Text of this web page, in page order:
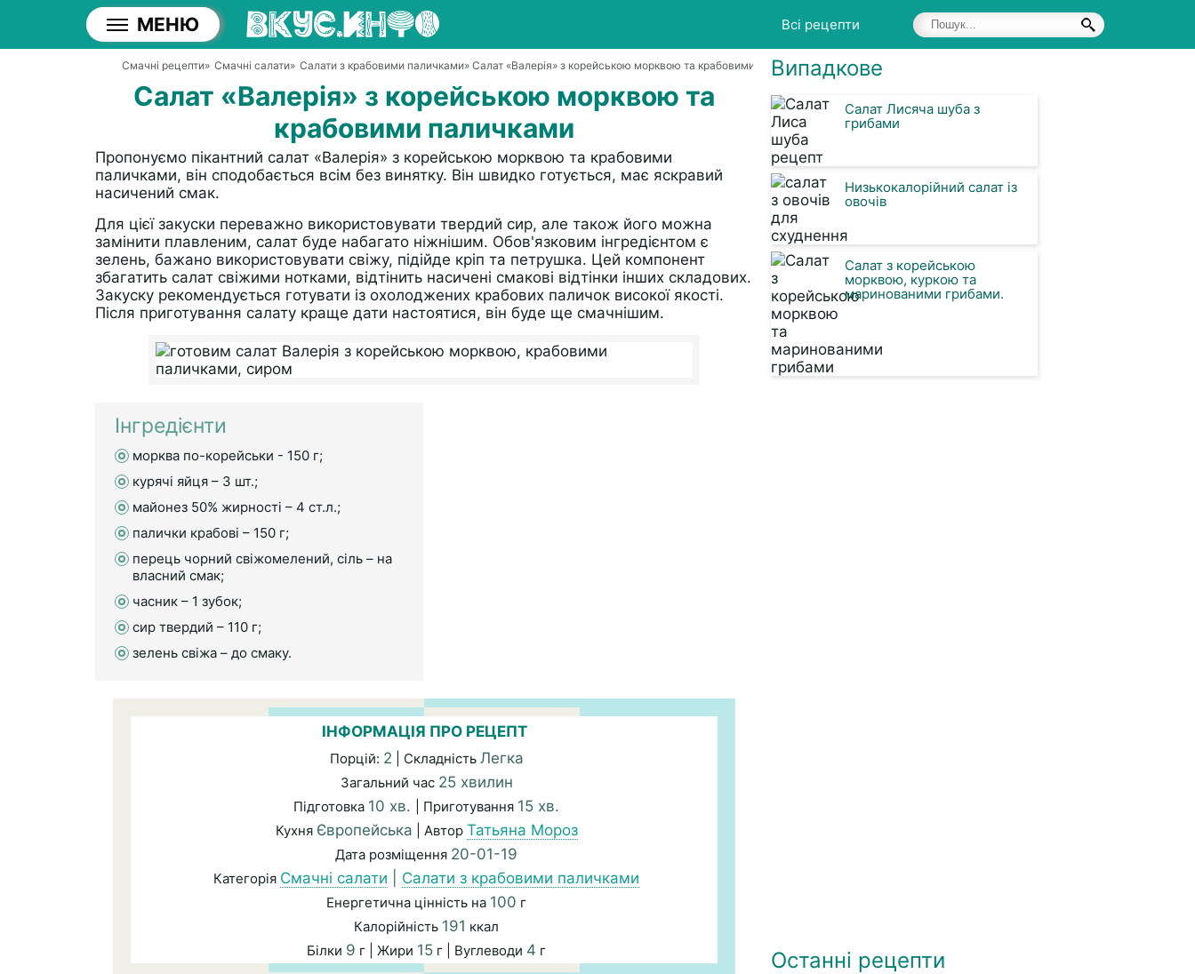
МЕНЮ Всі рецепти
Смачні рецепти» Смачні салати» Салати з крабовими паличками» Салат «Валерія» з корейською морквою та крабовими паличками
Салат «Валерія» з корейською морквою та
крабовими паличками
Пропонуємо пікантний салат «Валерія» з корейською морквою та крабовими
паличками, він сподобається всім без винятку. Він швидко готується, має яскравий
насичений смак.
Для цієї закуски переважно використовувати твердий сир, але також його можна
замінити плавленим, салат буде набагато ніжнішим. Обов'язковим інгредієнтом є
зелень, бажано використовувати свіжу, підійде кріп та петрушка. Цей компонент
збагатить салат свіжими нотками, відтінить насичені смакові відтінки інших складових.
Закуску рекомендується готувати із охолоджених крабових паличок високої якості.
Після приготування салату краще дати настоятися, він буде ще смачнішим.
Інгредієнти
морква по-корейськи - 150 г;
курячі яйця – 3 шт.;
майонез 50% жирності – 4 ст.л.;
палички крабові – 150 г;
перець чорний свіжомелений, сіль – на
власний смак;
часник – 1 зубок;
сир твердий – 110 г;
зелень свіжа – до смаку.
ІНФОРМАЦІЯ ПРО РЕЦЕПТ
Порцій: 2 | Складність Легка
Загальний час 25 хвилин
Підготовка 10 хв. | Приготування 15 хв.
Кухня Європейська | Автор Татьяна Мороз
Дата розміщення 20-01-19
Категорія Смачні салати Салати з крабовими паличками
Енергетична цінність на 100 г
Калорійність 191 ккал
Білки 9 г | Жири 15 г | Вуглеводи 4 г
Випадкове
Салат Лисяча шуба з
грибами
Низькокалорійний салат із
овочів
Салат з корейською
морквою, куркою та
маринованими грибами.
Останні рецепти